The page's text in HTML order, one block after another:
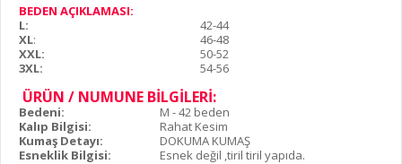
BEDEN AÇIKLAMASI:
L:
42-44
XL:
46-48
XXL:
50-52
3XL:
54-56
ÜRÜN / NUMUNE BİLGİLERİ:
Bedeni:
M - 42 beden
Kalıp Bilgisi:
Rahat Kesim
Kumaş Detayı:
DOKUMA KUMAŞ
Esneklik Bilgisi:
Esnek değil ,tiril tiril yapıda.